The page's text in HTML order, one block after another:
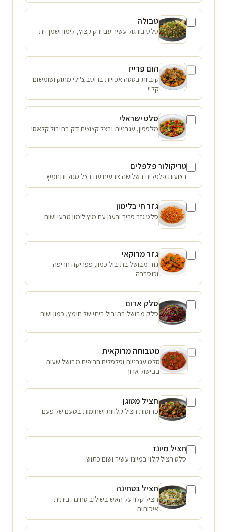
טבולה
סלט בורגול עשיר עם ירק קצוץ, לימון ושמן זית
הום פרייז
קוביות בטטה אפויות ברוטב צ'ילי מתוק ושומשום
קלוי
סלט ישראלי
מלפפון, עגבניות ובצל קצוצים דק בתיבול קלאסי
טריקולור פלפלים
רצועות פלפלים בשלושה צבעים עם בצל סגול ותחמיץ
גזר חי בלימון
סלט גזר פריך ורענן עם מיץ לימון טבעי ושום
גזר מרוקאי
גזר מבושל בתיבול כמון, פפריקה חריפה
וכוסברה
סלק אדום
סלק מבושל בתיבול ביתי של חומץ, כמון ושום
מטבוחה מרוקאית
סלט עגבניות ופלפלים חריפים מבושל שעות
בבישול ארוך
חציל מטוגן
פרוסות חציל קלויות ושחומות בטעם של פעם
חציל מיונז
סלט חציל קלוי במיונז עשיר ושום כתוש
חציל בטחינה
חציל קלוי על האש בשילוב טחינה ביתית
איכותית